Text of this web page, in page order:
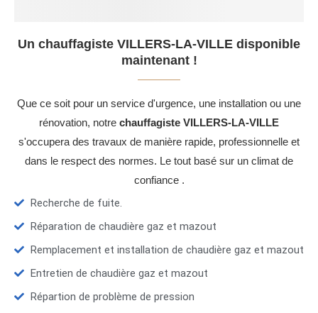
Un chauffagiste VILLERS-LA-VILLE disponible
maintenant !
Que ce soit pour un service d'urgence, une installation ou une
rénovation, notre chauffagiste VILLERS-LA-VILLE
s'occupera des travaux de manière rapide, professionnelle et
dans le respect des normes. Le tout basé sur un climat de
confiance .
Recherche de fuite.
Réparation de chaudière gaz et mazout
Remplacement et installation de chaudière gaz et mazout
Entretien de chaudière gaz et mazout
Répartion de problème de pression